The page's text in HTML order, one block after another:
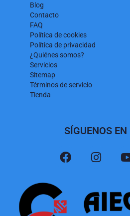
Blog
Contacto
FAQ
Política de cookies
Política de privacidad
¿Quiénes somos?
Servicios
Sitemap
Términos de servicio
Tienda
SÍGUENOS EN